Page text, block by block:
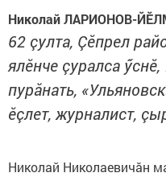
Николай ЛАРИОНОВ-
62 çулта, Çӗпрел
ялӗнче çуралса
пурăнать,
ӗçлет, журналист,
Николай Николаевичăн